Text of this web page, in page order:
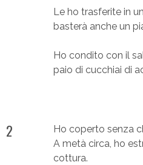
Le ho trasferite in
basterà anche un
Ho condito con il
paio di cucchiai di
2
Ho coperto senza
A metà circa, ho
cottura.